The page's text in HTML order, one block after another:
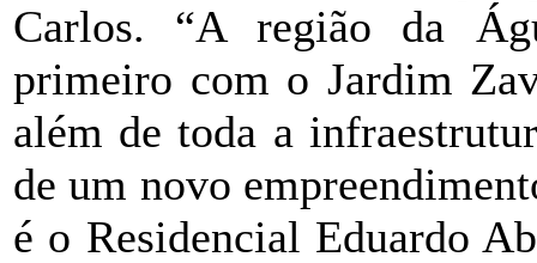
Carlos. “A região da
primeiro com o Jardim
além de toda a
de um novo
é o Residencial Eduardo